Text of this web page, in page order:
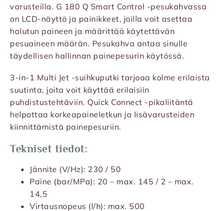
varusteilla. G 180 Q Smart Control -pesukahvassa
on LCD-näyttö ja painikkeet, joilla voit asettaa
halutun paineen ja määrittää käytettävän
pesuaineen määrän. Pesukahva antaa sinulle
täydellisen hallinnan painepesurin käytössä.
3-in-1 Multi Jet -suihkuputki tarjoaa kolme erilaista
suutinta, joita voit käyttää erilaisiin
puhdistustehtäviin. Quick Connect -pikaliitäntä
helpottaa korkeapaineletkun ja lisävarusteiden
kiinnittämistä painepesuriin.
Tekniset tiedot:
Jännite (V/Hz): 230 / 50
Paine (bar/MPa): 20 – max. 145 / 2 – max.
14,5
Virtausnopeus (l/h): max. 500